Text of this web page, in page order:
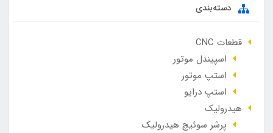
دسته‌بندی
قطعات CNC
اسپیندل موتور
استپ موتور
استپ درایو
هیدرولیک
پرشر سوئیچ هیدرولیک